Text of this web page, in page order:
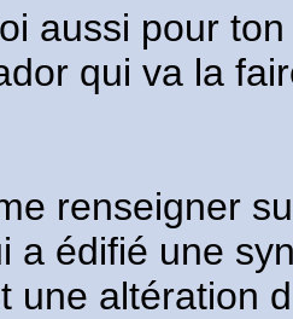
aussi pour
qui va la
renseigner
a édifié une
une altération